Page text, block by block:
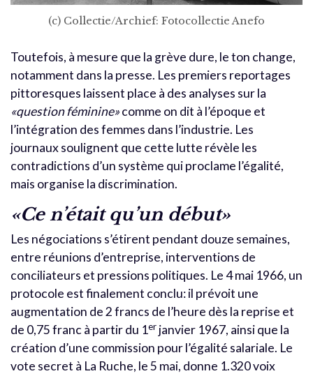
(c) Collectie/Archief: Fotocollectie Anefo
Toutefois, à mesure que la grève dure, le ton change,
notamment dans la presse. Les premiers reportages
pittoresques laissent place à des analyses sur la
«question féminine»comme on dit à l’époque et
l’intégration des femmes dans l’industrie. Les
journaux soulignent que cette lutte révèle les
contradictions d’un système qui proclame l’égalité,
mais organise la discrimination.
«Ce n’était qu’un début»
Les négociations s’étirent pendant douze semaines,
entre réunions d’entreprise, interventions de
conciliateurs et pressions politiques. Le 4 mai 1966, un
protocole est finalement conclu: il prévoit une
augmentation de 2 francs de l’heure dès la reprise et
de 0,75 franc à partir du 1er janvier 1967, ainsi que la
création d’une commission pour l’égalité salariale. Le
vote secret à La Ruche, le 5 mai, donne 1.320 voix